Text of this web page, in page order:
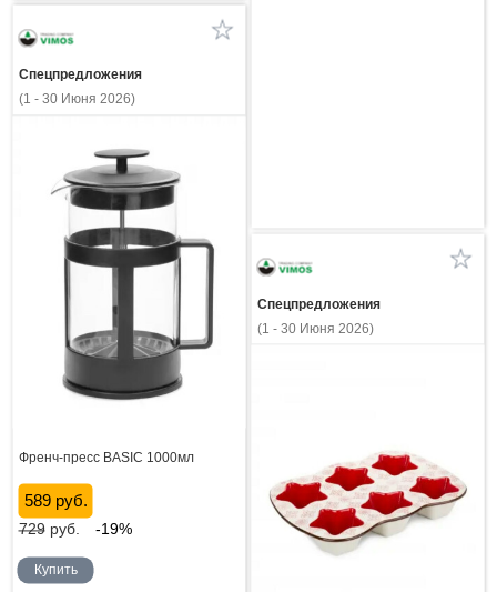
Спецпредложения
(1 - 30 Июня 2026)
Френч-пресс BASIC 1000мл
589 руб.
729руб. -19%
Купить
Спецпредложения
(1 - 30 Июня 2026)